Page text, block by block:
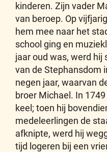
kinderen. Zijn vader
van beroep. Op
hem mee naar het
school ging en
jaar oud was, werd hij
van de Stephansdom
negen jaar, waarvan
broer Michael. In
keel; toen hij
medeleerlingen de
afknipte, werd hij
tijd logeren bij een